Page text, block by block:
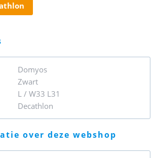
Domyos
Zwart
L / W33 L31
Decathlon
over deze webshop